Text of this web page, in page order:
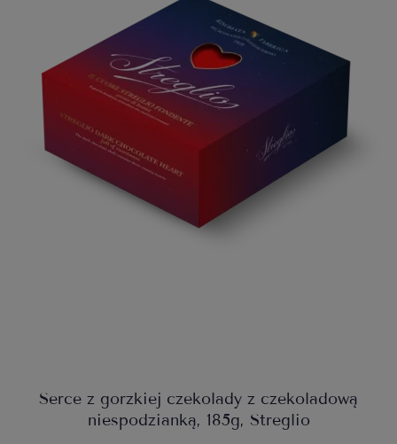
Serce z gorzkiej czekolady z czekoladową
niespodzianką, 185g, Streglio